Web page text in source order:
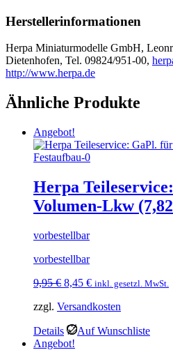
Herstellerinformationen
Herpa Miniaturmodelle GmbH,
Dietenhofen, Tel. 09824/951-00,
http://www.herpa.de
Ähnliche Produkte
Angebot!
Herpa
Volumen-Lkw
vorbestellbar
vorbestellbar
9,95€ Ursprünglicher
war:
8,45 €Aktueller
ist:
inkl. gesetzl. MwSt.
zzgl. Versandkosten
Details
Auf Wunschliste
Angebot!